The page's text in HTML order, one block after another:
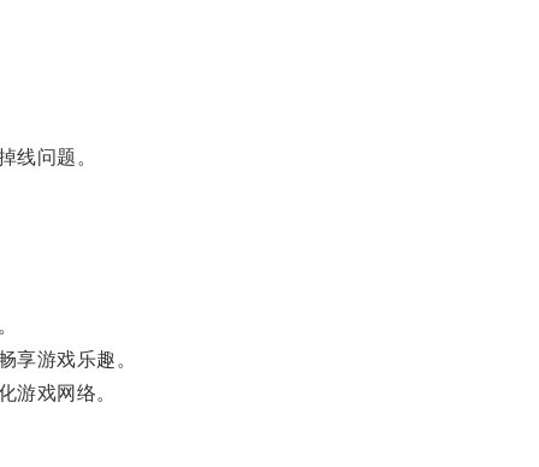
问题。
游戏乐趣。
戏网络。